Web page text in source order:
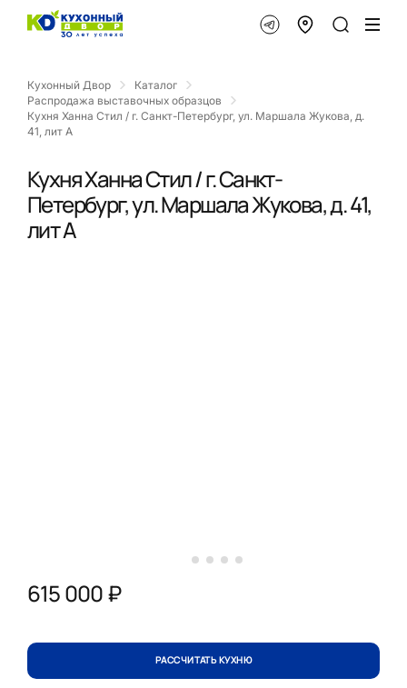
Кухонный Двор
Каталог
Распродажа выставочных образцов
Кухня Ханна Стил / г. Санкт-Петербург, ул. Маршала Жукова, д.
41, лит А
Кухня Ханна Стил / г. Санкт-
Петербург, ул. Маршала Жукова, д. 41,
лит А
615 000 ₽
РАССЧИТАТЬ КУХНЮ